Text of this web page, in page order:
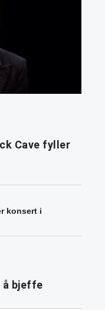
Cave fyller
konsert i
å bjeffe